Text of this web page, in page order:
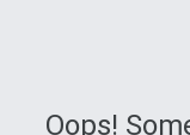
Oops!